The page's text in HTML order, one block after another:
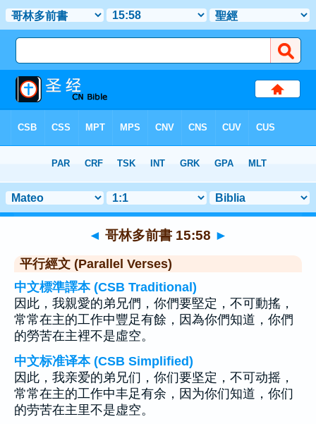
章 15> 聖經金句 58
◄ 哥林多前書 15:58 ►
平行經文 (Parallel Verses)
中文標準譯本 (CSB Traditional)
因此，我親愛的弟兄們，你們要堅定，不可動搖，
常常在主的工作中豐足有餘，因為你們知道，你們
的勞苦在主裡不是虛空。
中文标准译本 (CSB Simplified)
因此，我亲爱的弟兄们，你们要坚定，不可动摇，
常常在主的工作中丰足有余，因为你们知道，你们
的劳苦在主里不是虚空。